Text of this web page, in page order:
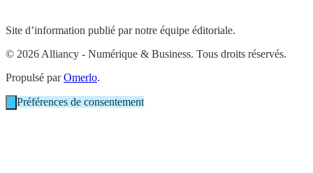
Site d’information publié par notre équipe éditoriale.
© 2026 Alliancy - Numérique & Business. Tous droits réservés.
Propulsé parOmerlo.
Préférences de consentement